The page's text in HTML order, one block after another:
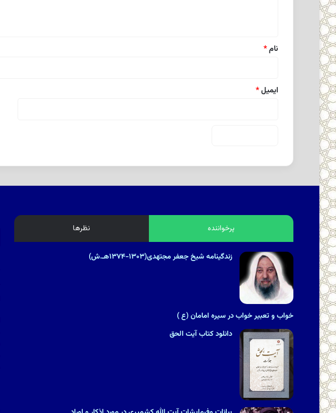
نام*
ایمیل*
پرخواننده نظرها
زندگینامه شیخ جعفر مجتهدی(۱۳۰۳-۱۳۷۴هـ.ش)
خواب و تعبیر خواب در سیره امامان (ع )
دانلود کتاب آیت الحق